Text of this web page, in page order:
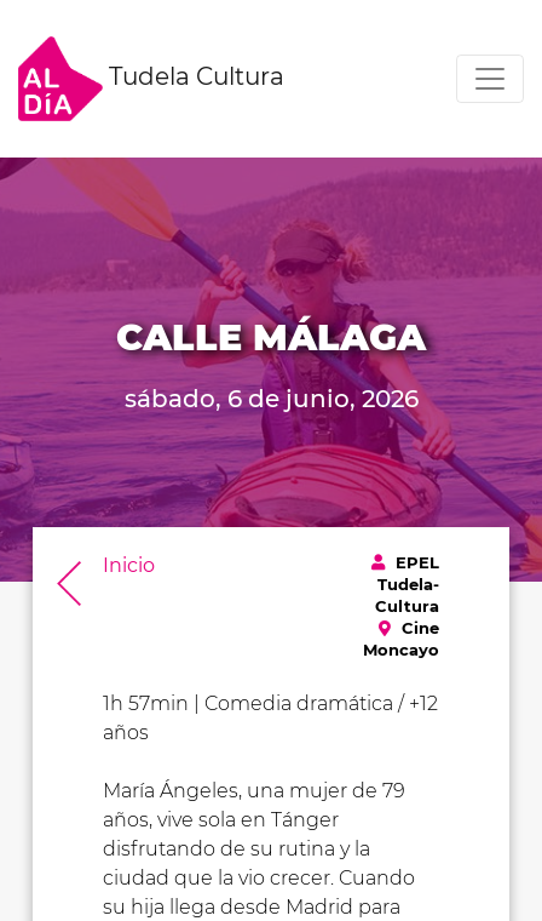
Tudela Cultura
CALLE MÁLAGA
sábado, 6 de junio, 2026
Inicio
EPEL
Tudela-
Cultura
Cine
Moncayo
1h 57min | Comedia dramática / +12
años
María Ángeles, una mujer de 79
años, vive sola en Tánger
disfrutando de su rutina y la
ciudad que la vio crecer. Cuando
su hija llega desde Madrid para